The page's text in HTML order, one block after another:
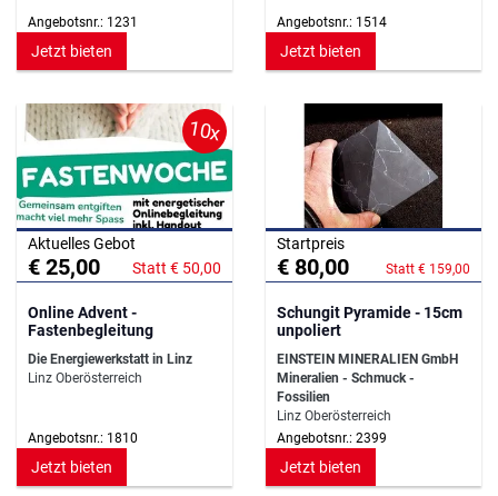
Angebotsnr.: 1231
Jetzt bieten
Angebotsnr.: 1514
Jetzt bieten
10x
Aktuelles Gebot
€ 25,00 Statt € 50,00
Online Advent -
Fastenbegleitung
Die Energiewerkstatt in Linz
Linz Oberösterreich
Angebotsnr.: 1810
Jetzt bieten
Startpreis
€ 80,00 Statt € 159,00
Schungit Pyramide - 15cm
unpoliert
EINSTEIN MINERALIEN GmbH
Mineralien - Schmuck -
Fossilien
Linz Oberösterreich
Angebotsnr.: 2399
Jetzt bieten